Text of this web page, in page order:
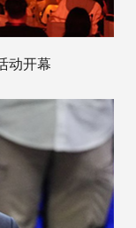
动开幕